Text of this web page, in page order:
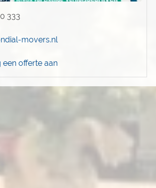
333
movers.nl
een offerte aan